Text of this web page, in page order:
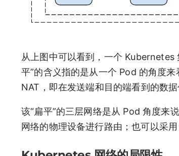
从上图中可以看到，一个 Kubernetes
平”的含义指的是从一个 Pod 的角度
NAT，即在发送端和目的端看到的数
该“扁平”的三层网络是从 Pod 角度来
网络的物理设备进行路由；也可以采